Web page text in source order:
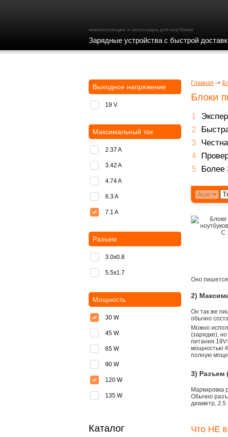
комплектующие и аксессуары для ноутбуков
Зарядные устройства с быстрой
Главная ->
Блоки
Более
Оно пишется
2)
Он так же
обычно
Можно
(зарядке),
питания
мощностью
полную
3) Разъем
Маркировка
Обычно
диаметр, 2.5
Что НЕ
Выходное напряжение
19 V
Максимальный ток
2.37 A
3.42 A
4.74 A
6.3 A
7.1 A
Разъем
3.0x0.8
5.5х1.7
Мощность
30 W
45 W
65 W
90 W
120 W
135 W
Каталог